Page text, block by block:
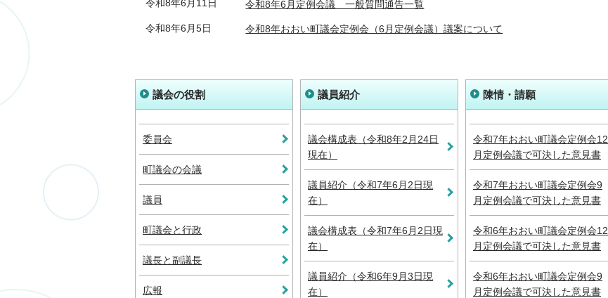
令和8年6月11日 令和8年6月定例会議 一般質問通告一覧
令和8年6月5日 令和8年おおい町議会定例会（6月定例会議）議案について
議会の役割
委員会
町議会の会議
議員
町議会と行政
議長と副議長
広報
議員紹介
議会構成表（令和8年2月24日
現在）
議員紹介（令和7年6月2日現
在）
議会構成表（令和7年6月2日現
在）
議員紹介（令和6年9月3日現
在）
陳情・請願
令和7年おおい町議会定例会12
月定例会議で可決した意見書
令和7年おおい町議会定例会9
月定例会議で可決した意見書
令和6年おおい町議会定例会12
月定例会議で可決した意見書
令和6年おおい町議会定例会9
月定例会議で可決した意見書